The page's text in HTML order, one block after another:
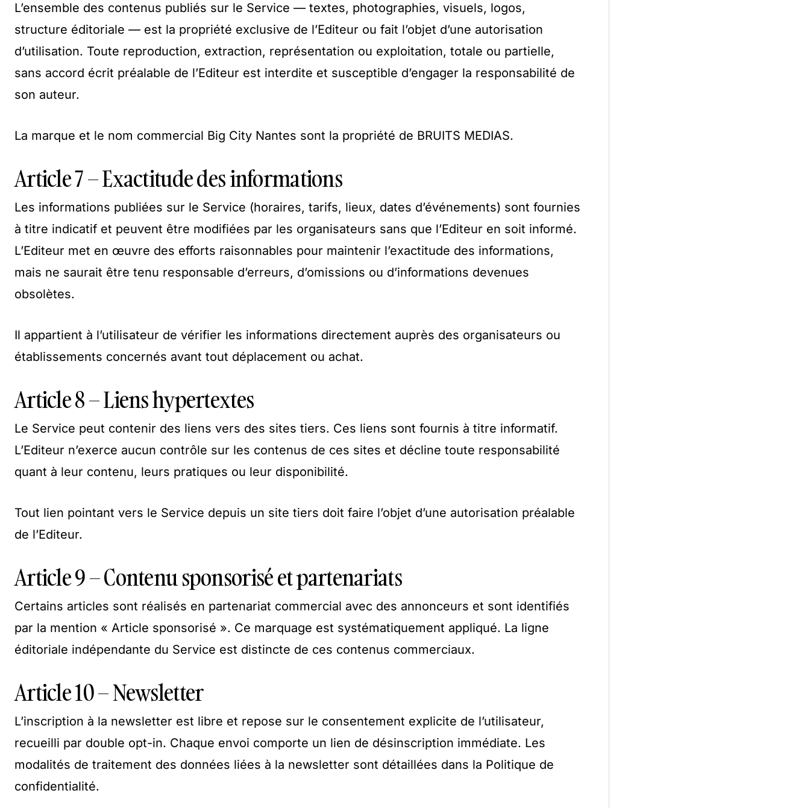
L’ensemble des contenus publiés sur le Service — textes, photographies, visuels, logos,
structure éditoriale — est la propriété exclusive de l’Editeur ou fait l’objet d’une autorisation
d’utilisation. Toute reproduction, extraction, représentation ou exploitation, totale ou partielle,
sans accord écrit préalable de l’Editeur est interdite et susceptible d’engager la responsabilité de
son auteur.
La marque et le nom commercial Big City Nantes sont la propriété de BRUITS MEDIAS.
Article 7 – Exactitude des informations
Les informations publiées sur le Service (horaires, tarifs, lieux, dates d’événements) sont fournies
à titre indicatif et peuvent être modifiées par les organisateurs sans que l’Editeur en soit informé.
L’Editeur met en œuvre des efforts raisonnables pour maintenir l’exactitude des informations,
mais ne saurait être tenu responsable d’erreurs, d’omissions ou d’informations devenues
obsolètes.
Il appartient à l’utilisateur de vérifier les informations directement auprès des organisateurs ou
établissements concernés avant tout déplacement ou achat.
Article 8 – Liens hypertextes
Le Service peut contenir des liens vers des sites tiers. Ces liens sont fournis à titre informatif.
L’Editeur n’exerce aucun contrôle sur les contenus de ces sites et décline toute responsabilité
quant à leur contenu, leurs pratiques ou leur disponibilité.
Tout lien pointant vers le Service depuis un site tiers doit faire l’objet d’une autorisation préalable
de l’Editeur.
Article 9 – Contenu sponsorisé et partenariats
Certains articles sont réalisés en partenariat commercial avec des annonceurs et sont identifiés
par la mention « Article sponsorisé ». Ce marquage est systématiquement appliqué. La ligne
éditoriale indépendante du Service est distincte de ces contenus commerciaux.
Article 10 – Newsletter
L’inscription à la newsletter est libre et repose sur le consentement explicite de l’utilisateur,
recueilli par double opt-in. Chaque envoi comporte un lien de désinscription immédiate. Les
modalités de traitement des données liées à la newsletter sont détaillées dans la Politique de
confidentialité.